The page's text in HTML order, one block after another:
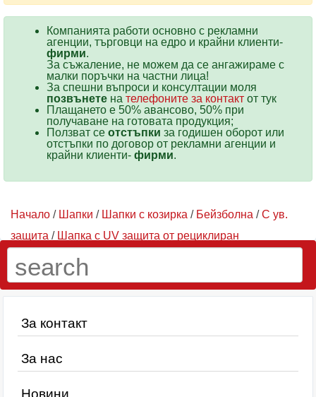
Компанията работи основно с рекламни
агенции, търговци на едро и крайни клиенти-
фирми.
За съжаление, не можем да се ангажираме с
малки поръчки на частни лица!
За спешни въпроси и консултации моля
позвънете на телефоните за контакт от тук
Плащането е 50% авансово, 50% при
получаване на готовата продукция;
Ползват се отстъпки за годишен оборот или
отстъпки по договор от рекламни агенции и
крайни клиенти- фирми.
Начало / Шапки / Шапки с козирка / Бейзболна /С ув.
защита / Шапка с UV защита от рециклиран
/ Червена шапка с UV защита от рециклиран
полиестер
За контакт
За нас
Новини